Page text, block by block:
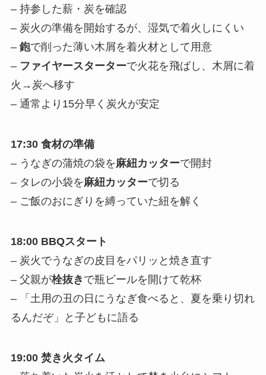
– 持参した薪・炭を確認
– 炭火の準備を開始するが、湿気で着火しにくい
– 鉋で削った薄い木屑を着火材として用意
– ファイヤースターターで火花を飛ばし、木屑に着
火→炭へ移す
– 通常より15分早く炭火が安定
17:30 食材の準備
– うなぎの蒲焼の袋を麻紐カッターで開封
– タレの小袋を麻紐カッターで切る
– ご飯のおにぎりを縛っていた紐を解く
18:00 BBQスタート
– 炭火でうなぎの皮目をパリッと焼き直す
– 父親が栓抜き で瓶ビールを開けて乾杯
– 「土用の丑の日にうなぎ食べると、夏を乗り切れ
るんだぞ」と子どもに語る
19:00 焚き火タイム